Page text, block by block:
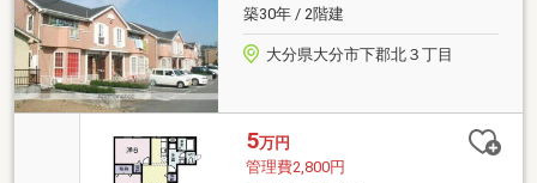
築30年 / 2階建
大分県大分市下郡北３丁目
5万円
管理費2,800円